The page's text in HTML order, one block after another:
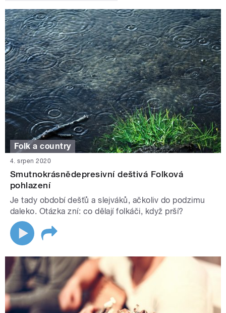
Folk a country
4. srpen 2020
Smutnokrásnědepresivní deštivá Folková
pohlazení
Je tady období dešťů a slejváků, ačkoliv do podzimu
daleko. Otázka zní: co dělají folkáči, když prší?